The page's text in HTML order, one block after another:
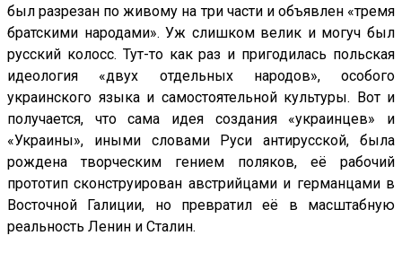
был разрезан по живому на три части и объявлен «тремя
братскими народами». Уж слишком велик и могуч был
русский колосс. Тут-то как раз и пригодилась польская
идеология «двух отдельных народов», особого
украинского языка и самостоятельной культуры. Вот и
получается, что сама идея создания «украинцев» и
«Украины», иными словами Руси антирусской, была
рождена творческим гением поляков, её рабочий
прототип сконструирован австрийцами и германцами в
Восточной Галиции, но превратил её в масштабную
реальность Ленин и Сталин.